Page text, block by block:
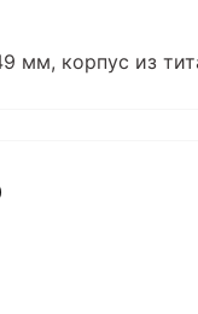
мм, корпус из